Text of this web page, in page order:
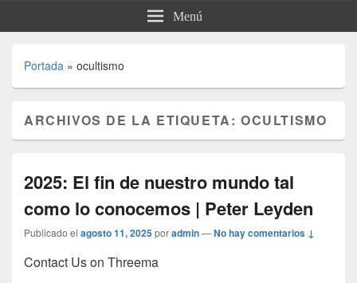
Menú
Portada » ocultismo
ARCHIVOS DE LA ETIQUETA:OCULTISMO
2025: El fin de nuestro mundo tal
como lo conocemos | Peter Leyden
Publicado el agosto 11, 2025poradmin—No hay comentarios ↓
Contact Us on Threema